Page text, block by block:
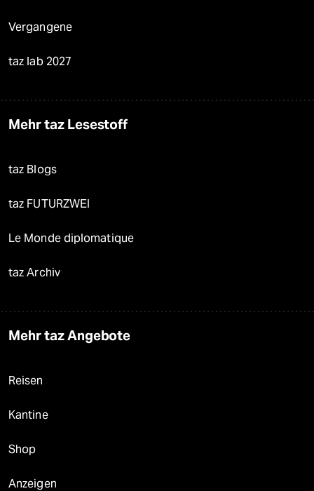
Vergangene
taz lab 2027
Mehr taz Lesestoff
taz Blogs
taz FUTURZWEI
Le Monde diplomatique
taz Archiv
Mehr taz Angebote
Reisen
Kantine
Shop
Anzeigen